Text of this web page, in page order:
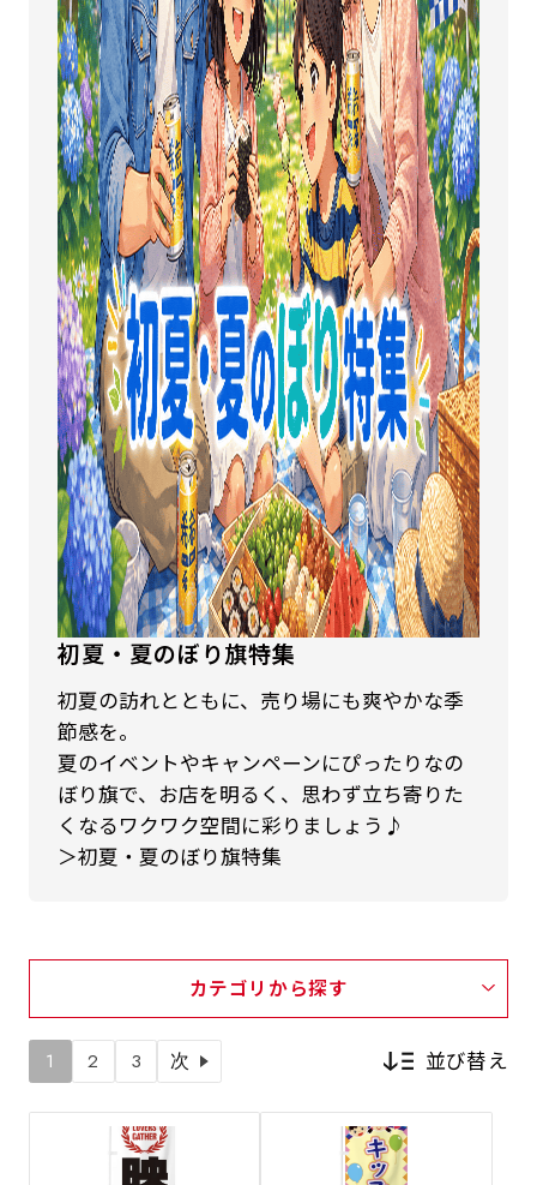
初夏・夏のぼり旗特集
初夏の訪れとともに、売り場にも爽やかな季
節感を。
夏のイベントやキャンペーンにぴったりなの
ぼり旗で、お店を明るく、思わず立ち寄りた
くなるワクワク空間に彩りましょう♪
＞初夏・夏のぼり旗特集
カテゴリから探す
1 2 3 次 並び替え
新着順